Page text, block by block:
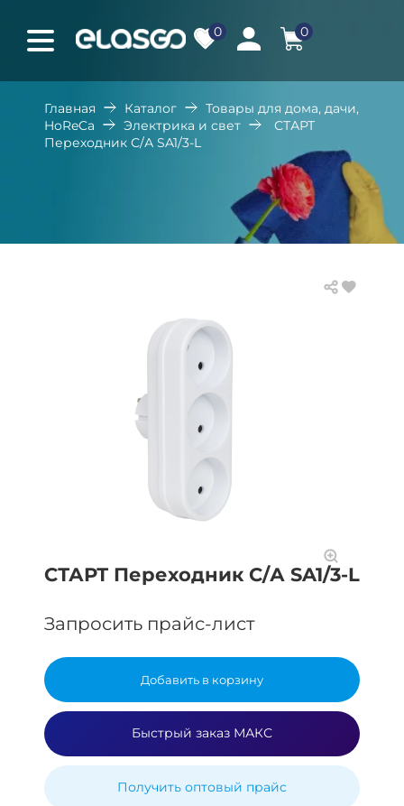
0 0
Главная Каталог
Товары для дома, дачи,
HoReCa
Электрика и свет
СТАРТ
Переходник С/А SA1/3-L
СТАРТ Переходник С/А SA1/3-L
Запросить прайс-лист
Добавить в корзину
Быстрый заказ МАКС
Получить оптовый прайс